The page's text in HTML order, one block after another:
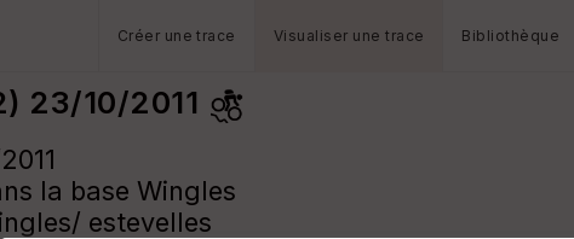
Créer une trace Visualiser une trace Bibliothèque
23/10/2011
la base Wingles
estevelles